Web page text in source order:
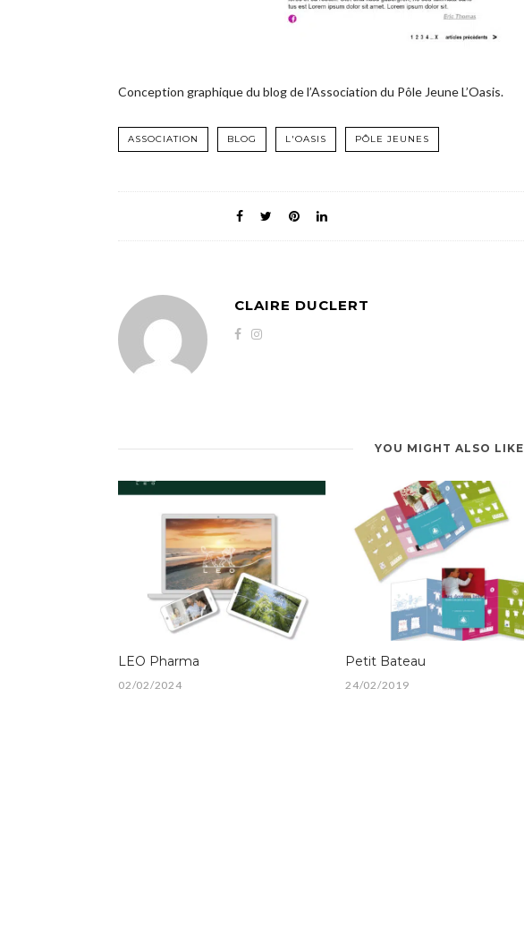
Conception graphique du blog de l’Association du Pôle Jeune L’Oasis.
ASSOCIATION BLOG L'OASIS PÔLE JEUNES
CLAIRE DUCLERT
YOU MIGHT ALSO LIKE
LEO Pharma
02/02/2024
Petit Bateau
24/02/2019